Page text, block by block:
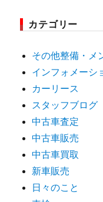
カテゴリー
その他整備・メ
インフォメーシ
カーリース
スタッフブログ
中古車査定
中古車販売
中古車買取
新車販売
日々のこと